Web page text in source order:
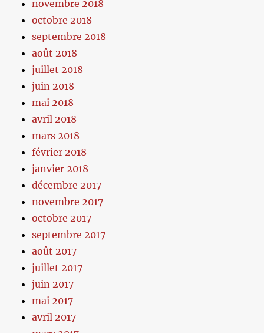
novembre 2018
octobre 2018
septembre 2018
août 2018
juillet 2018
juin 2018
mai 2018
avril 2018
mars 2018
février 2018
janvier 2018
décembre 2017
novembre 2017
octobre 2017
septembre 2017
août 2017
juillet 2017
juin 2017
mai 2017
avril 2017